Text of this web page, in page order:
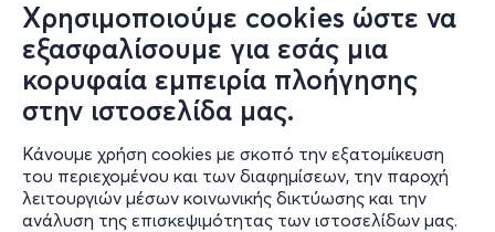
Χρησιμοποιούμε cookies ώστε να
εξασφαλίσουμε για εσάς μια
κορυφαία εμπειρία πλοήγησης
στην ιστοσελίδα μας.
Κάνουμε χρήση cookies με σκοπό την εξατομίκευση
του περιεχομένου και των διαφημίσεων, την παροχή
λειτουργιών μέσων κοινωνικής δικτύωσης και την
ανάλυση της επισκεψιμότητας των ιστοσελίδων μας.
Πληροφορίες
Υποστήριξη
Stay Connected